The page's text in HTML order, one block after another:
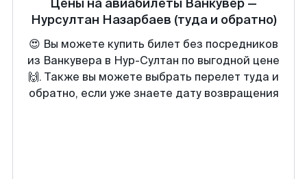
Цены на авиабилеты Ванкувер —
Нурсултан Назарбаев (туда и обратно)
😍 Вы можете купить билет без посредников
из Ванкувера в Нур-Султан по выгодной цене
🙌. Также вы можете выбрать перелет туда и
обратно, если уже знаете дату возвращения